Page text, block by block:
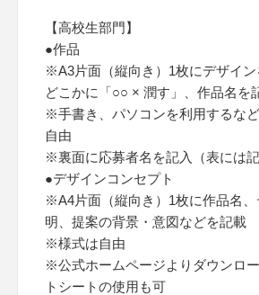
【高校生部門】
●作品
※A3片面（縦向き）1枚にデザイ
どこかに「○○ × 潤す」、作品名を
※手書き、パソコンを利用するな
自由
※裏面に応募者名を記入（表には記
●デザインコンセプト
※A4片面（縦向き）1枚に作品名、
明、提案の背景・意図などを記載
※様式は自由
※公式ホームページよりダウンロ
トシートの使用も可